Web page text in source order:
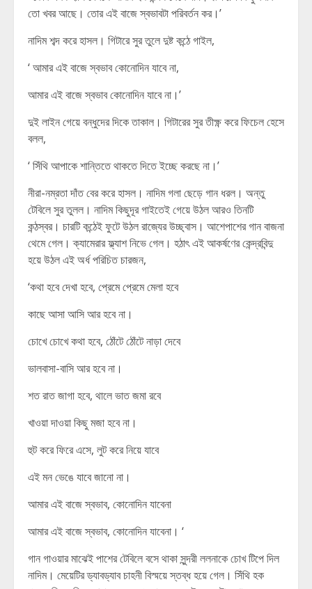
তো খবর আছে। তোর এই বাজে স্বভাবটা পরিবর্তন কর।’
নাদিম শব্দ করে হাসল। গিটারে সুর তুলে দুষ্ট কন্ঠে গাইল,
‘ আমার এই বাজে স্বভাব কোনোদিন যাবে না,
আমার এই বাজে স্বভাব কোনোদিন যাবে না।’
দুই লাইন গেয়ে বন্ধুদের দিকে তাকাল। গিটারের সুর তীক্ষ্ণ করে ফিচেল হেসে
বলল,
‘ সিঁথি আপাকে শান্তিতে থাকতে দিতে ইচ্ছে করছে না।’
নীরা-নম্রতা দাঁত বের করে হাসল। নাদিম গলা ছেড়ে গান ধরল। অন্তু
টেবিলে সুর তুলল। নাদিম কিছুদূর গাইতেই গেয়ে উঠল আরও তিনটি
কন্ঠস্বর। চারটি কন্ঠেই ফুটে উঠল রাজ্যের উচ্ছ্বাস। আশেপাশের গান বাজনা
থেমে গেল। ক্যামেরার ফ্ল্যাশ নিভে গেল। হঠাৎ এই আকর্ষণের কেন্দ্রবিন্দু
হয়ে উঠল এই অর্ধ পরিচিত চারজন,
‘কথা হবে দেখা হবে, প্রেমে প্রেমে মেলা হবে
কাছে আসা আসি আর হবে না।
চোখে চোখে কথা হবে, ঠোঁটে ঠোঁটে নাড়া দেবে
ভালবাসা-বাসি আর হবে না।
শত রাত জাগা হবে, থালে ভাত জমা রবে
খাওয়া দাওয়া কিছু মজা হবে না।
হুট করে ফিরে এসে, লুট করে নিয়ে যাবে
এই মন ভেঙে যাবে জানো না।
আমার এই বাজে স্বভাব, কোনোদিন যাবেনা
আমার এই বাজে স্বভাব, কোনোদিন যাবেনা। ‘
গান গাওয়ার মাঝেই পাশের টেবিলে বসে থাকা সুন্দরী ললনাকে চোখ টিপে দিল
নাদিম। মেয়েটির ড্যাবড্যাব চাহনী বিস্ময়ে স্তব্ধ হয়ে গেল। সিঁথি হক